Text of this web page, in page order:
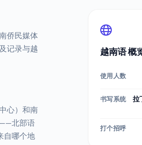
侨民媒体
记录与越
心）和南
——北部语
自哪个地
越南语 概
使用人数
书写系统
拉
打个招呼